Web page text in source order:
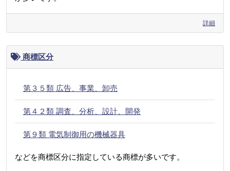
詳細
商標区分
第３５類 広告、事業、卸売
第４２類 調査、分析、設計、開発
第９類 電気制御用の機械器具
などを商標区分に指定している商標が多いです。